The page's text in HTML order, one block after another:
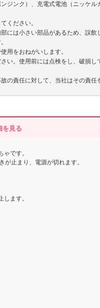
ジンク）、充電式電池（ニッケル
ください。
には小さい部品があるため、誤飲
用をおねがいします。
い。使用前には点検をし、破損し
の責任に対して、当社はその責任
を見る
です。
止まり、電源が切れます。
ます。